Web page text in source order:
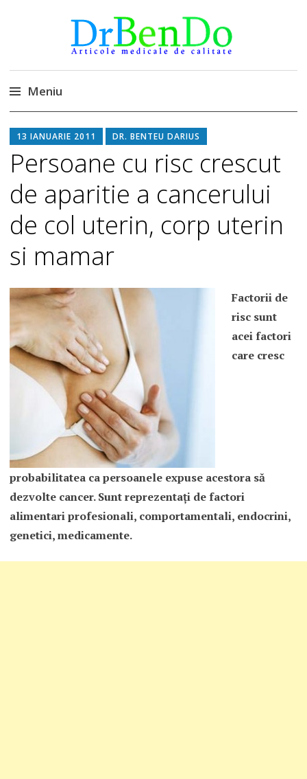
DrBendo.ro
Alimentatia sa iti fie medicatia
Meniu
la
conținut
13 IANUARIE 2011 DR. BENTEU DARIUS
Persoane cu risc crescut
de aparitie a cancerului
de col uterin, corp uterin
si mamar
Factorii de
risc sunt
acei factori
care cresc
probabilitatea ca persoanele expuse acestora să
dezvolte cancer. Sunt reprezentaţi de factori
alimentari profesionali, comportamentali, endocrini,
genetici, medicamente.